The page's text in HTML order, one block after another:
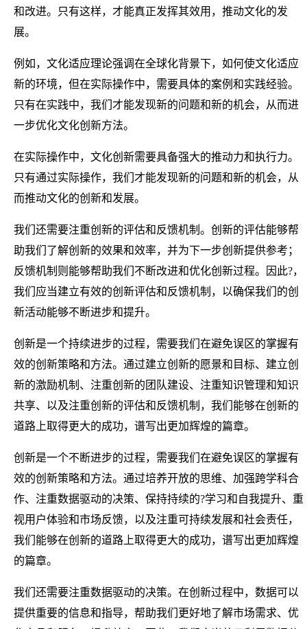
和改进。只有这样，才能真正发挥其效用，推动文化的发
展。
例如，文化适应理论强调在全球化背景下，如何使文化适应
新的环境，但在实际操作中，需要具体的案例和实践经验。
只有在实践中，我们才能发现新的问题和新的机会，从而进
一步优化文化创新方法。
在实际操作中，文化创新需要具备强大的推动力和执行力。
只有通过实际操作，我们才能发现新的问题和新的机会，从
而推动文化的创新和发展。
我们还需要注重创新的评估和反馈机制。创新的评估能够帮
助我们了解创新的效果和效率，并为下一步创新提供参考；
反馈机制则能够帮助我们不断改进和优化创新过程。因此?，
我们应当建立有效的创新评估和反馈机制，以确保我们的创
新活动能够不断进步和提升。
创新是一个持续进步的过程，需要我们在避免误区的掌握有
效的创新策略和方法。通过建立创新的愿景和目标、建立创
新的激励机制、注重创新的团队建设、注重知识管理和知识
共享、以及注重创新的评估和反馈机制，我们能够在创新的
道路上取得更大的成功，谱写出更加辉煌的篇章。
创新是一个不断进步的过程，需要我们在避免误区的掌握有
效的创新策略和方法。通过培养开放的思维、加强跨学科合
作、注重数据驱动的决策、保持持续的?学习和自我提升、重
视用户体验和市场反馈，以及注重可持续发展和社会责任，
我们能够在创新的道路上取得更大的成功，谱写出更加辉煌
的篇章。
我们还需要注重数据驱动的决策。在创新过程中，数据可以
提供重要的信息和指导，帮助我们更好地了解市场需求、优